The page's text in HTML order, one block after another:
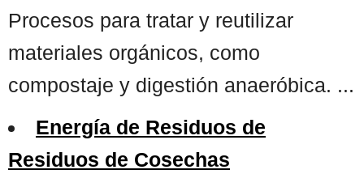
Procesos para tratar y reutilizar
materiales orgánicos, como
compostaje y digestión anaeróbica. ...
Energía de Residuos de
Residuos de Cosechas